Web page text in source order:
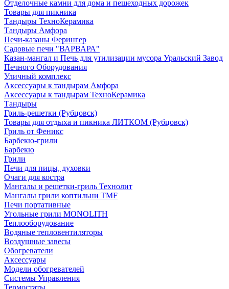
Отделочные камни для дома и пешеходных дорожек
Товары для пикника
Тандыры ТехноКерамика
Тандыры Амфора
Печи-казаны Ферингер
Садовые печи "ВАРВАРА"
Казан-мангал и Печь для утилизации мусора Уральский Завод
Печного Оборудования
Уличный комплекс
Аксессуары к тандырам Амфора
Аксессуары к тандырам ТехноКерамика
Тандыры
Гриль-решетки (Рубцовск)
Товары для отдыха и пикника ЛИТКОМ (Рубцовск)
Гриль от Феникс
Барбекю-грили
Барбекю
Грили
Печи для пицы, духовки
Очаги для костра
Мангалы и решетки-гриль Технолит
Мангалы грили коптильни TMF
Печи портативные
Угольные грили MONOLITH
Теплооборудование
Водяные тепловентиляторы
Воздушные завесы
Обогреватели
Аксессуары
Модели обогревателей
Системы Управления
Термостаты